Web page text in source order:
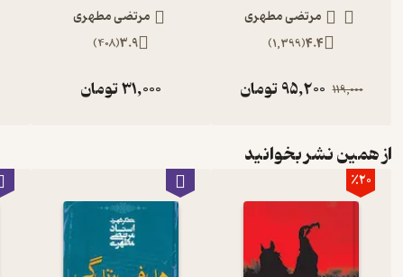
مرتضی مطهری
4.4
(
1,399
)
119,000
95,200تومان
مرتضی مطهری
3.9
(
408
)
31,000تومان
از همین نشر بخوانید
٪20